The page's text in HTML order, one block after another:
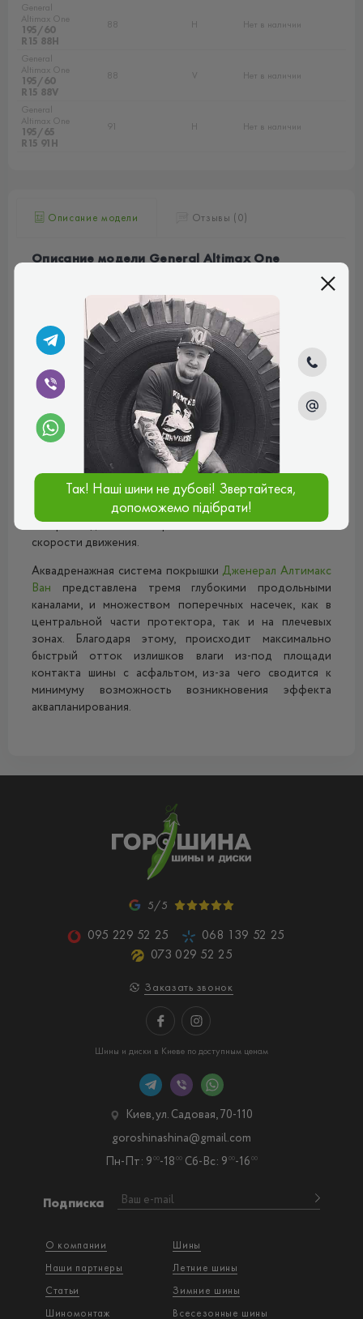
General
Altimax One
195/60
R15 88H
88 H Нет в наличии
General
Altimax One
195/60
R15 88V
88 V Нет в наличии
General
Altimax One
195/65
R15 91H
91 H Нет в наличии
Описание модели Отзывы (0)
Описание модели General Altimax One
General Altimax One
предназначена для
эксплуатации налегковыхавтомобилях.
В центральной части протектора расположены два
продольных ребра, испещрённые множеством
поперечных насечек. Благодаря этому, при движении
сохраняется надёжная курсовая устойчивость
автомобиля. Насечки выполняют функцию зацепных
кромок, из-за чего данная модель показывает
превосходные тягово-сцепные и тормозные свойства,
как на мокром, так и на сухом дорожном покрытии.
Мощные прямоугольные протекторные блоки на
плечевых зонах обеспечивают данной модели
прекрасные показатели сцепления при маневрировании
и прохождении поворотов вне зависимости от
скорости движения.
Аквадренажная система покрышки Дженерал Алтимакс
Ван представлена тремя глубокими продольными
каналами, и множеством поперечных насечек, как в
центральной части протектора, так и на плечевых
зонах. Благодаря этому, происходит максимально
быстрый отток излишков влаги из-под площади
контакта шины с асфальтом, из-за чего сводится к
минимуму возможность возникновения эффекта
аквапланирования.
5/5
095 229 52 25
068 139 52 25
073 029 52 25
Заказать звонок
Шины и диски в Киеве по доступным ценам
О компании
Наши партнеры
Статьи
Шиномонтаж
Шины
Летние шины
Зимние шины
Всесезонные шины
Подписка
Киев, ул. Садовая, 70-110
Пн-Пт: 9 00-18 00 Сб-Вс: 9 00-16 00
goroshinashina@gmail.com
Так! Наші шини не дубові! Звертайтеся,
допоможемо підібрати!